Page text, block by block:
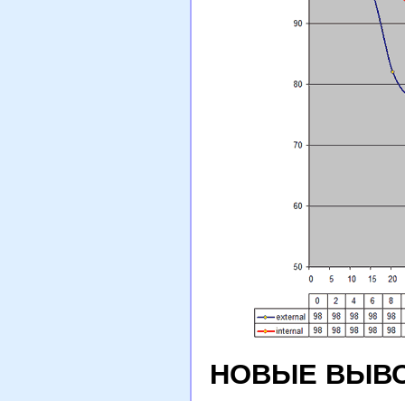
НОВЫЕ